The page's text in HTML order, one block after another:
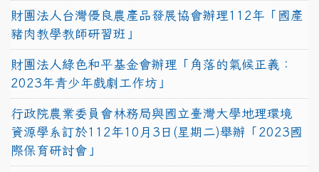
財團法人台灣優良農產品發展協會辦理112年「國產
豬肉教學教師研習班」
財團法人綠色和平基金會辦理「角落的氣候正義：
2023年青少年戲劇工作坊」
行政院農業委員會林務局與國立臺灣大學地理環境
資源學系訂於112年10月3日(星期二)舉辦「2023國
際保育研討會」